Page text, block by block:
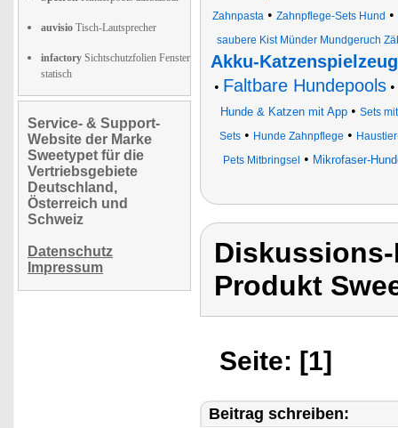
auvisio Tisch-Lautsprecher
infactory Sichtschutzfolien Fenster
statisch
Service- & Support-
Website der Marke
Sweetypet für die
Vertriebsgebiete
Deutschland,
Österreich und
Schweiz
Datenschutz
Impressum
Zahnpasta • Zahnpflege-Sets Hund •
saubere Kist Münder Mundgeruch
Akku-
• Faltbare Hundepools•
Hunde & Katzen mit App• Sets
Sets • Hunde Zahnpflege •
Pets Mitbringsel • Mikrofaser-
Produkt
Seite: [1]
Beitrag schreiben: